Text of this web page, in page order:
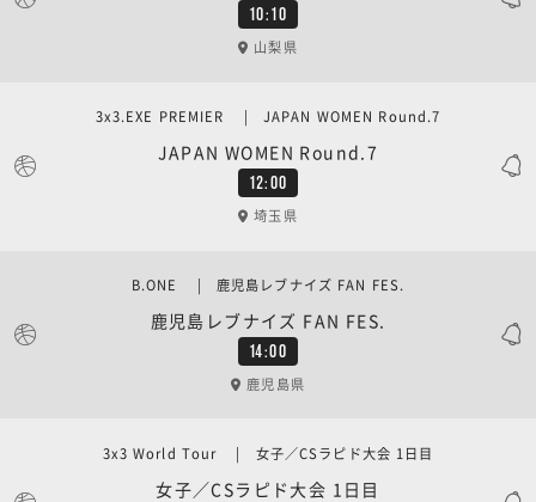
10:10
山梨県
12:00
JAPAN WOMEN Round.7
3x3.EXE PREMIER | JAPAN WOMEN Round.7
埼玉県
14:00
鹿児島レブナイズ FAN FES.
B.ONE | 鹿児島レブナイズ FAN FES.
鹿児島県
女子／CSラピド大会 1日目
3x3 World Tour | 女子／CSラピド大会 1日目